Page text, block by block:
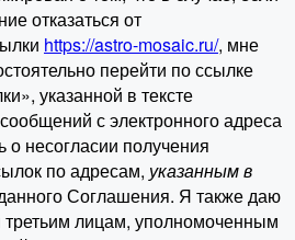
отказаться от
https://astro-mosaic.ru/, мне
перейти по ссылке
указанной в тексте
с электронного адреса
несогласии получения
по адресам, указанным в
Соглашения. Я также даю
лицам, уполномоченным